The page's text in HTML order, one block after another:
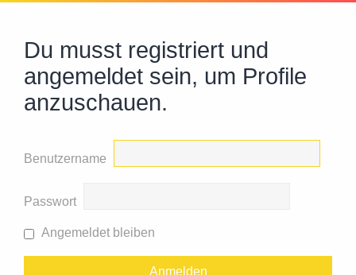
Du musst registriert und
angemeldet sein, um Profile
anzuschauen.
Benutzername
Passwort
Angemeldet bleiben